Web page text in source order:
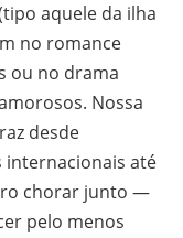
aquele da ilha
no romance
ou no drama
Nossa
desde
até
chorar junto —
pelo menos